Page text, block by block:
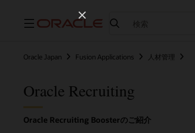
メニュー
Oracle Japan Fusion Applications 人材管理
Oracle Recruiting
Oracle Recruiting Boosterのご紹介